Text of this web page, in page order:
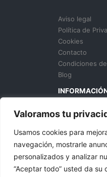
Valoramos tu
Usamos cookies para
navegación, mostrarle
personalizados y analizar
“Aceptar todo” usted da su
Aviso legal
Política de
Cookies
Contacto
Condiciones
Blog
629 136
S.C. Tenerife,